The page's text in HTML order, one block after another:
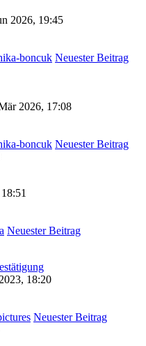
2026, 19:45
boncuk Neuester Beitrag
2026, 17:08
boncuk Neuester Beitrag
Neuester Beitrag
18:20
Neuester Beitrag